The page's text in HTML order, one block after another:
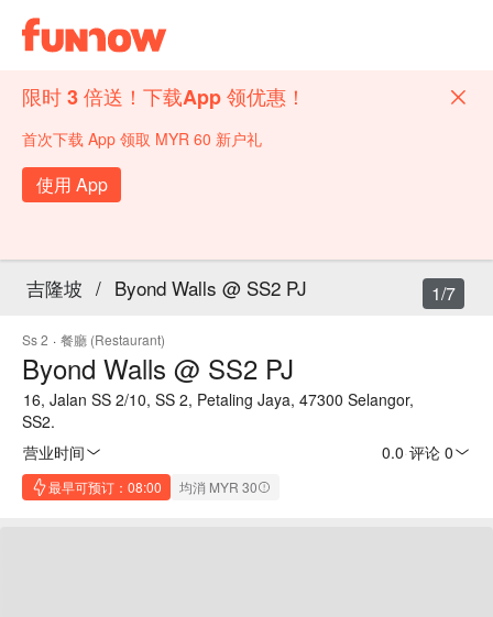
限时 3 倍送！下载App 领优惠！
首次下载 App 领取 MYR 60 新户礼
使用 App
吉隆坡 / Byond Walls @ SS2 PJ
Ss 2 · 餐廳 (Restaurant)
Byond Walls @ SS2 PJ
16, Jalan SS 2/10, SS 2, Petaling Jaya, 47300 Selangor,
SS2.
营业时间
0.0 评论 0
最早可预订：08:00 均消 MYR 30
1/7